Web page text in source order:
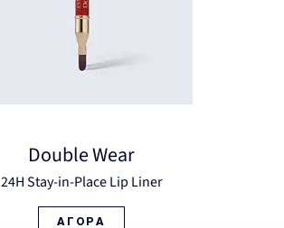
Double Wear
24H Stay-in-Place Lip Liner
ΑΓΟΡΑ